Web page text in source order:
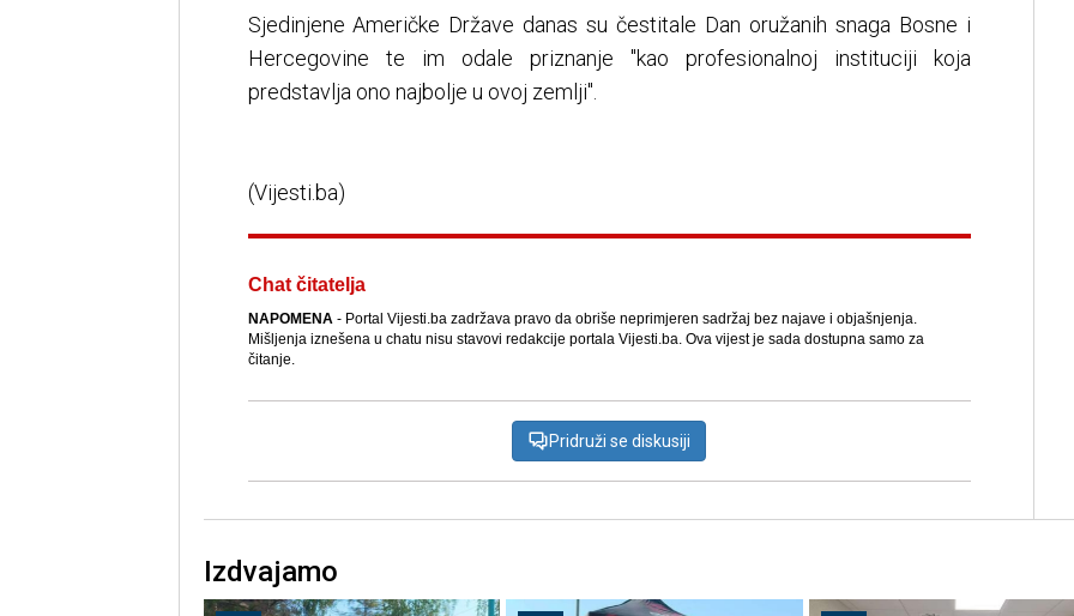
Sjedinjene Američke Države danas su čestitale Dan oružanih snaga Bosne i
Hercegovine te im odale priznanje "kao profesionalnoj instituciji koja
predstavlja ono najbolje u ovoj zemlji".
(Vijesti.ba)
Chat čitatelja
NAPOMENA- Portal Vijesti.ba zadržava pravo da obriše neprimjeren sadržaj bez najave i objašnjenja.
Mišljenja iznešena u chatu nisu stavovi redakcije portala Vijesti.ba. Ova vijest je sada dostupna samo za
čitanje.
Pridruži se diskusiji
Izdvajamo